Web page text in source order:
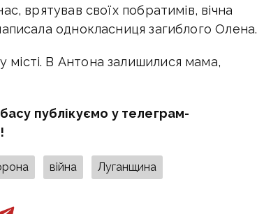
врятував своїх побратимів, вічна
однокласниця загиблого Олена.
місті. В Антона залишилися мама,
публікуємо у телеграм-
війна Луганщина